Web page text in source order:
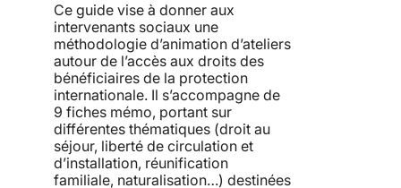
Ce guide vise à donner aux
intervenants sociaux une
méthodologie d’animation d’ateliers
autour de l’accès aux droits des
bénéficiaires de la protection
internationale. Il s’accompagne de
9 fiches mémo, portant sur
différentes thématiques (droit au
séjour, liberté de circulation et
d’installation, réunification
familiale, naturalisation…) destinées